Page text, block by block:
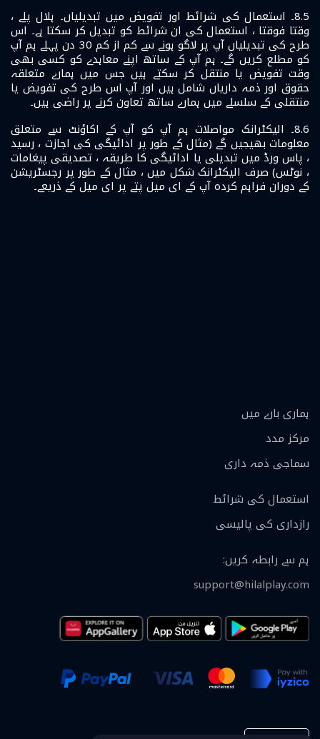
8.5۔ استعمال کی شرائط اور تفویض میں تبدیلیاں۔ ہلال پلے ،
وقتا فوقتا ، استعمال کی ان شرائط کو تبدیل کر سکتا ہے۔ اس
طرح کی تبدیلیاں آپ پر لاگو ہونے سے کم از کم 30 دن پہلے ہم آپ
کو مطلع کریں گے۔ ہم آپ کے ساتھ اپنے معاہدے کو کسی بھی
وقت تفویض یا منتقل کر سکتے ہیں جس میں ہمارے متعلقہ
حقوق اور ذمہ داریاں شامل ہیں اور آپ اس طرح کی تفویض یا
منتقلی کے سلسلے میں ہمارے ساتھ تعاون کرنے پر راضی ہیں۔
8.6۔ الیکٹرانک مواصلات ہم آپ کو آپ کے اکاؤنٹ سے متعلق
معلومات بھیجیں گے (مثال کے طور پر ادائیگی کی اجازت ، رسید
، پاس ورڈ میں تبدیلی یا ادائیگی کا طریقہ ، تصدیقی پیغامات
، نوٹس) صرف الیکٹرانک شکل میں ، مثال کے طور پر رجسٹریشن
کے دوران فراہم کردہ آپ کے ای میل پتے پر ای میل کے ذریعے۔
ہماری بارے ميں
مرکز مدد
سماجی ذمہ داری
استعمال کی شرائط
رازداری کی پالیسی
ہم سے رابطہ کریں:
support@hilalplay.com